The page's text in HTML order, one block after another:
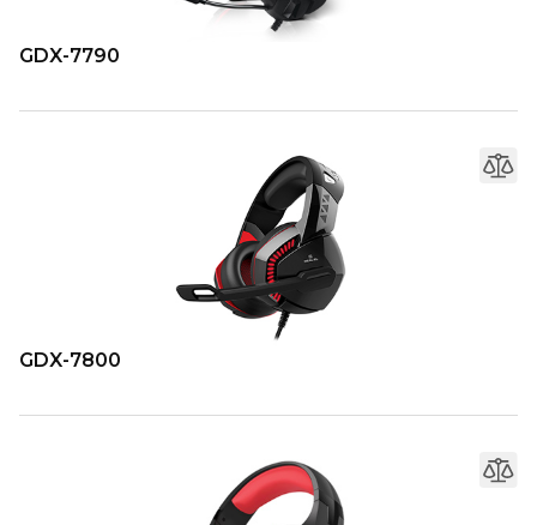
GDX-7790
GDX-7800